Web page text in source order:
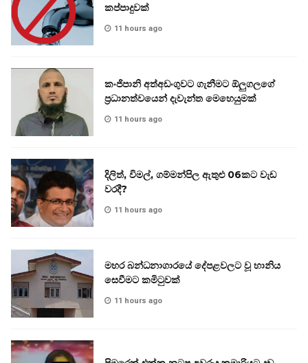
කප්පාදුවක්
11 hours ago
කංජිපානි අත්අඩංගුවට ගැනීමට ඕලුගලගේ
ප්‍රධානත්වයෙන් දැවැන්ත මෙහෙයුමක්
11 hours ago
දිලිත්, විමල්, ගම්මන්පිල ඇතුළු 06කට වැඩ
වරදී?
11 hours ago
මහර බන්ධනාගාරයේ දේපළවලට වූ හානිය
සෙවීමට කමිටුවක්
11 hours ago